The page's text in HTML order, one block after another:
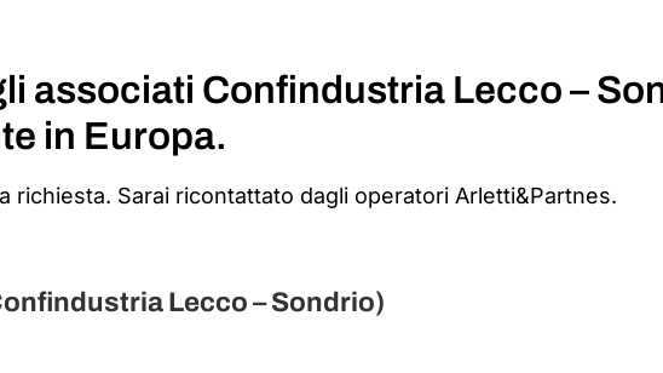
associati Confindustria Lecco –
in Europa.
Sarai ricontattato dagli operatori Arletti&Partnes.
Lecco – Sondrio)